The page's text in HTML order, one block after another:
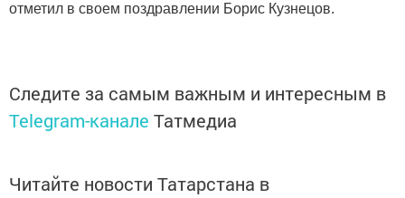
отметил в своем поздравлении Борис Кузнецов.
Следите за самым важным и интересным в
Telegram-канале Татмедиа
Читайте новости Татарстана в